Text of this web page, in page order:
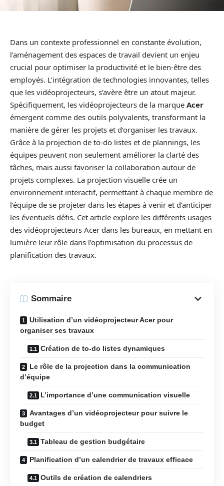
Dans un contexte professionnel en constante évolution,
l’aménagement des espaces de travail devient un enjeu
crucial pour optimiser la productivité et le bien-être des
employés. L’intégration de technologies innovantes, telles
que les vidéoprojecteurs, s’avère être un atout majeur.
Spécifiquement, les vidéoprojecteurs de la marque Acer
émergent comme des outils polyvalents, transformant la
manière de gérer les projets et d’organiser les travaux.
Grâce à la projection de to-do listes et de plannings, les
équipes peuvent non seulement améliorer la clarté des
tâches, mais aussi favoriser la collaboration autour de
projets complexes. La projection visuelle crée un
environnement interactif, permettant à chaque membre de
l’équipe de se projeter dans les étapes à venir et d’anticiper
les éventuels défis. Cet article explore les différents usages
des vidéoprojecteurs Acer dans les bureaux, en mettant en
lumière leur rôle dans l’optimisation du processus de
planification des travaux.
Sommaire
Utilisation d’un vidéoprojecteur Acer pour
organiser ses travaux
Création de to-do listes dynamiques
Le rôle de la projection dans la communication
d’équipe
L’importance d’une communication visuelle
Avantages d’un vidéoprojecteur pour suivre le
budget
Tableau de gestion budgétaire
Planification d’un calendrier de travaux efficace
Outils de création de calendriers